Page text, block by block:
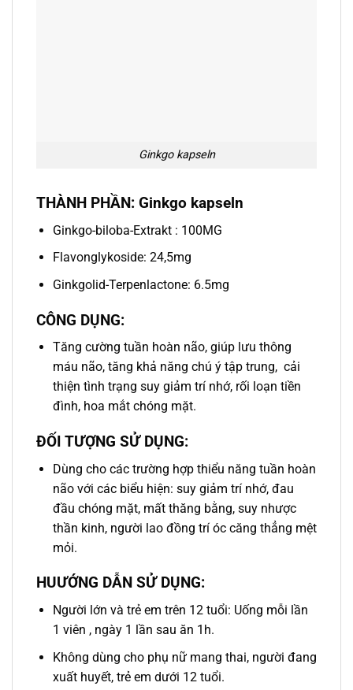
Ginkgo kapseln
THÀNH PHẦN: Ginkgo kapseln
Ginkgo-biloba-Extrakt : 100MG
Flavonglykoside: 24,5mg
Ginkgolid-Terpenlactone: 6.5mg​
CÔNG DỤNG:
Tăng cường tuần hoàn não, giúp lưu thông
máu não, tăng khả năng chú ý tập trung, cải
thiện tình trạng suy giảm trí nhớ, rối loạn tiền
đình, hoa mắt chóng mặt.​
ĐỐI TƯỢNG SỬ DỤNG:
Dùng cho các trường hợp thiểu năng tuần hoàn
não với các biểu hiện: suy giảm trí nhớ, đau
đầu chóng mặt, mất thăng bằng, suy nhược
thần kinh, người lao đồng trí óc căng thẳng mệt
mỏi.​
HUƯỚNG DẪN SỬ DỤNG:
Người lớn và trẻ em trên 12 tuổi: Uống mỗi lần
1 viên , ngày 1 lần sau ăn 1h.
Không dùng cho phụ nữ mang thai, người đang
xuất huyết, trẻ em dưới 12 tuổi.​